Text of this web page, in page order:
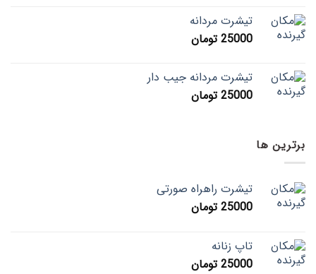
تیشرت مردانه
25000 تومان
تیشرت مردانه جیب دار
25000 تومان
برترین ها
تیشرت راهراه صورتی
25000 تومان
تاپ زنانه
25000 تومان